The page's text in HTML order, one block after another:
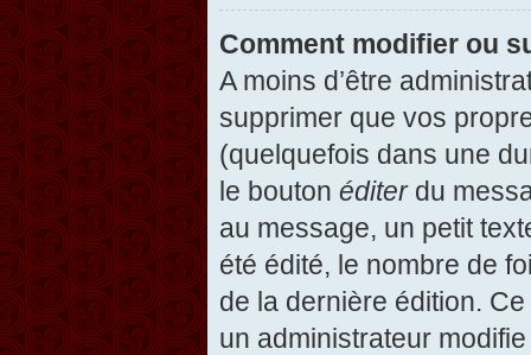
Comment modifier ou
A moins d’être
supprimer que vos
(quelquefois dans une
le bouton éditerdu
au message, un petit
été édité, le nombre de
de la dernière édition.
un administrateur